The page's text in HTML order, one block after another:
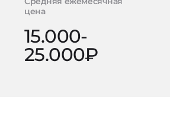
цена
15.000-
25.000₽